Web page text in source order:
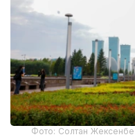
Фото: Солтан